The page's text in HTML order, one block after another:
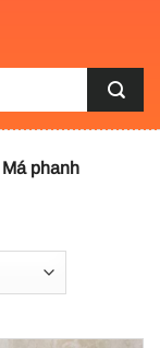
Má phanh